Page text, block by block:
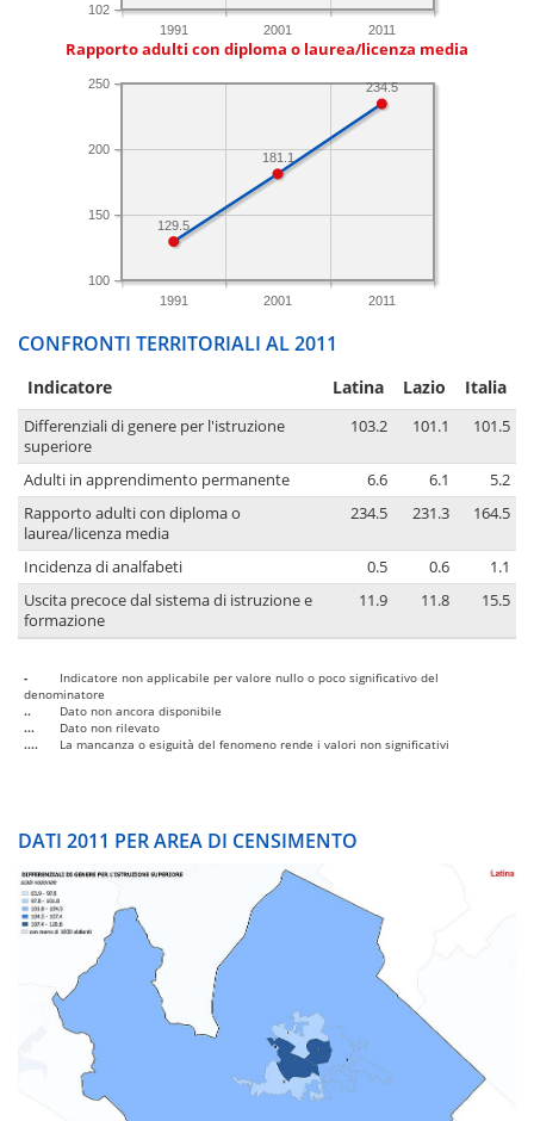
1991 2001 2011
102
Rapporto adulti con diploma o laurea/licenza media
1991 2001 2011
100
150
200
250 234.5
181.1
129.5
CONFRONTI TERRITORIALI AL 2011
Indicatore Latina Lazio Italia
Differenziali di genere per l'istruzione
superiore
103.2 101.1 101.5
Adulti in apprendimento permanente 6.6 6.1
5.2
Rapporto adulti con diploma o
laurea/licenza media
234.5 231.3 164.5
Incidenza di analfabeti 0.5 0.6
1.1
Uscita precoce dal sistema di istruzione e
formazione
11.9 11.8 15.5
-
Indicatore non applicabile per valore nullo o poco significativo del
denominatore
..
Dato non ancora disponibile
...
Dato non rilevato
....
La mancanza o esiguità del fenomeno rende i valori non significativi
DATI 2011 PER AREA DI CENSIMENTO